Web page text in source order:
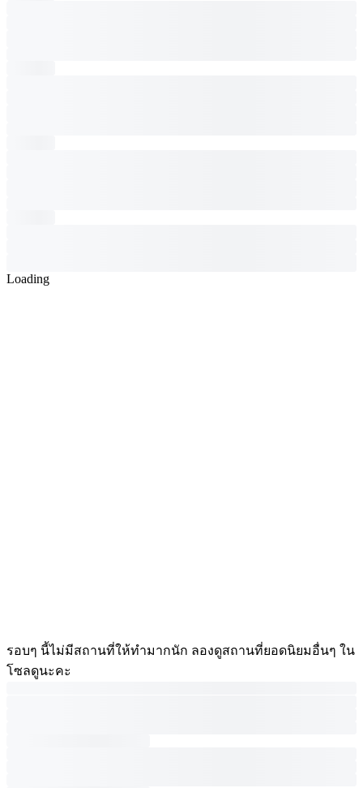
Loading
รอบๆ นี้ไม่มีสถานที่ให้ทำมากนัก ลองดูสถานที่ยอดนิยมอื่นๆ ใน
โซลดูนะคะ